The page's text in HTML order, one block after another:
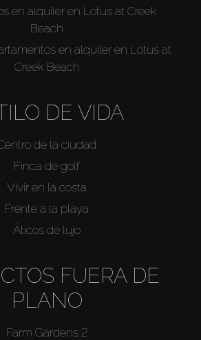
en alquiler en Lotus at Creek
Beach
en alquiler en Lotus at
Creek Beach
DE VIDA
de la ciudad
Finca de golf
Vivir en la costa
Frente a la playa
Áticos de lujo
FUERA DE
PLANO
Farm Gardens 2